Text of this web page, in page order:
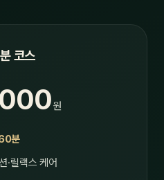
코스
원
분
·릴랙스 케어